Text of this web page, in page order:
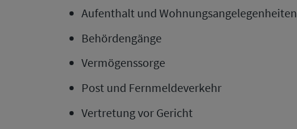
Aufenthalt und Wohnungsangelegenheiten
Behördengänge
Vermögenssorge
Post und Fernmeldeverkehr
Vertretung vor Gericht